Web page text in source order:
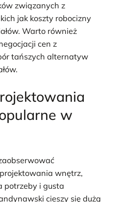
związanych z
jak koszty robocizny
Warto również
cen z
tańszych alternatyw
w
wnętrz,
potrzeby i gusta
cieszy się dużą